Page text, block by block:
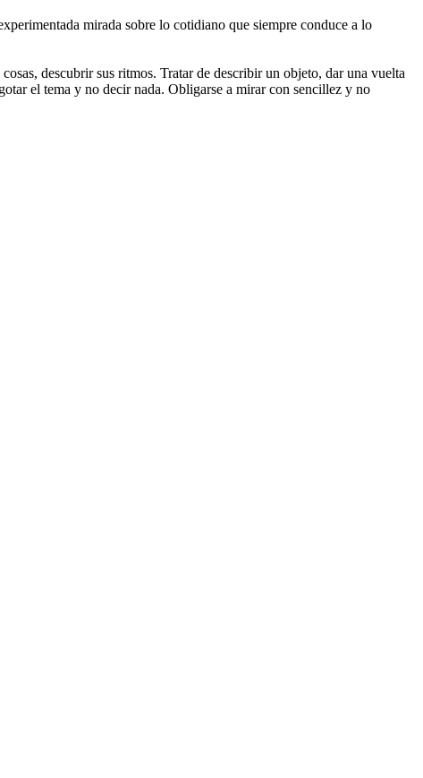
mirada sobre lo cotidiano que siempre conduce a lo
descubrir sus ritmos. Tratar de describir un objeto, dar una vuelta
el tema y no decir nada. Obligarse a mirar con sencillez y no